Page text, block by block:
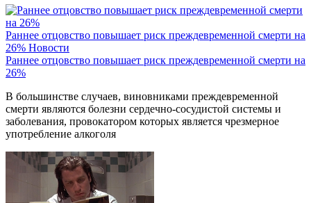
Раннее отцовство повышает риск преждевременной смерти на
26% Новости
Раннее отцовство повышает риск преждевременной смерти на
26%
В большинстве случаев, виновниками преждевременной
смерти являются болезни сердечно-сосудистой системы и
заболевания, провокатором которых является чрезмерное
употребление алкоголя